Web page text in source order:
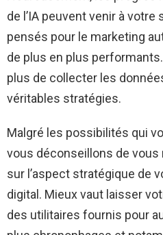
de l’IA peuvent venir à
pensés pour le marketing
de plus en plus
plus de collecter les
véritables stratégies.
Malgré les possibilités qui
vous déconseillons de
sur l’aspect stratégique de
digital. Mieux vaut laisser
des utilitaires fournis pour